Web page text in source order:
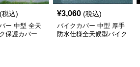
(税込)
ー 中型 全天
保護カバー
¥3,060 (税込)
バイクカバー 中型 厚手
防水仕様全天候型バイク